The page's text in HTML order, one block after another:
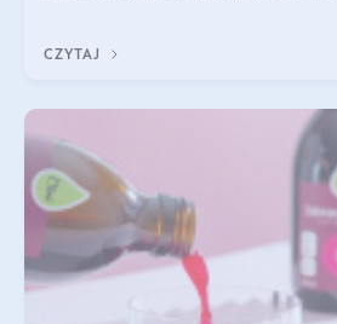
CZYTAJ